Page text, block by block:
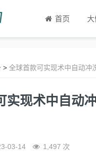
首页
> 全球首款可实现术中自动冲
实现术中自动
03-14 1,497 次